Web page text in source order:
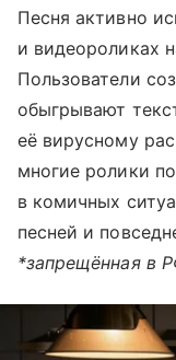
Песня активно
и видеороликах
Пользователи
обыгрывают
её вирусному
многие ролики
в комичных
песней и
*запрещённая в